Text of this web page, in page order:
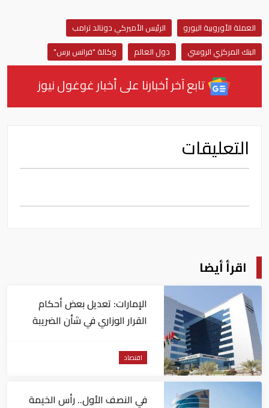
العملة الأوروبية اليورو
الرئيس الأميركي دونالد ترامب
البنك المركزي الروسي
دول العالم وكالة "فرانس برس"
تابع آخر أخبارنا على أخبار غوغول نيوز
التعليقات
اقرأ أيضا
الإمارات: تعديل بعض أحكام
القرار الوزاري في شأن الضريبة
اقتصاد
في النصف الأول.. رأس الخيمة